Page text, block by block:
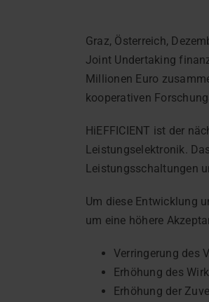
​​​​​​​Graz, Österreich,
Joint Undertaking
Millionen Euro
kooperativen
HiEFFICIENT ist der
Leistungselektronik.
Leistungsschaltungen
Um diese Entwicklung
um eine höhere
Verringerung des
Erhöhung des
Erhöhung der